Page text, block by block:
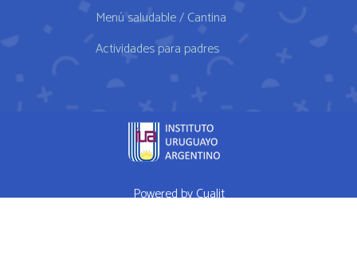
Menú saludable / Cantina
Actividades para padres
Powered byCualit